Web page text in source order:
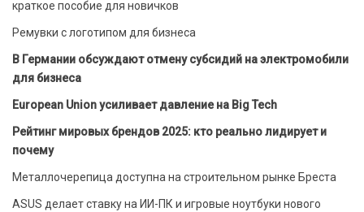
краткое пособие для новичков
Ремувки с логотипом для бизнеса
В Германии обсуждают отмену субсидий на электромобили
для бизнеса
European Union усиливает давление на Big Tech
Рейтинг мировых брендов 2025: кто реально лидирует и
почему
Металлочерепица доступна на строительном рынке Бреста
ASUS делает ставку на ИИ-ПК и игровые ноутбуки нового